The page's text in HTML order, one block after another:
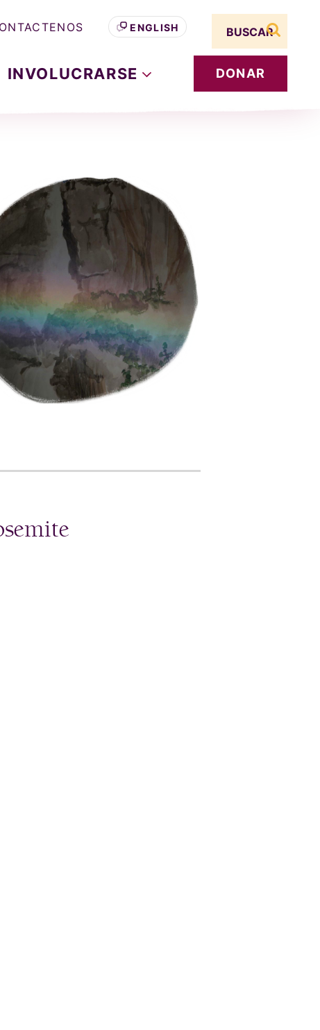
INVOLUCRARSE DONAR
ENGLISH
Search term
buscar